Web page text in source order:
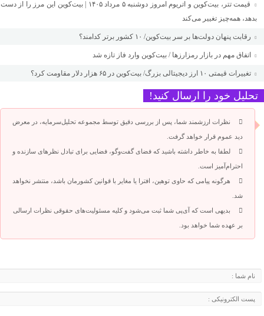
قیمت تتر، بیت‌کوین و اتریوم امروز دوشنبه ۵ مرداد ۱۴۰۵ | بیت‌کوین این مرز را از دست
بدهد، همه‌چیز تغییر می‌کند
رقابت پنهان دولت‌ها بر سر بیت‌کوین/ ۱۰ کشور برتر کدامند؟
اتفاق مهم در بازار رمزارزها / بیت‌کوین وارد فاز تازه شد
تغییرات قیمتی ۱۰ ارز دیجیتالی بزرگ/ بیت‌کوین در ۶۵ هزار دلار مقاومت کرد؟
تحلیل خود را ارسال کنید!
نظرات ارزشمند شما، پس از بررسی دقیق توسط مجموعه تحلیل‌سرمایه، در معرض
دید عموم قرار خواهد گرفت.
لطفا به خاطر داشته باشید که فضای گفت‌وگو، فضایی برای تبادل نظرهای سازنده و
احترام‌آمیز است.
هرگونه پیامی که حاوی توهین، افترا یا مغایر با قوانین کشورمان باشد، منتشر نخواهد
شد.
بدیهی است که آی‌پی شما ثبت می‌شود و کلیه مسئولیت‌های حقوقی نظرات ارسالی
بر عهده شما خواهد بود.